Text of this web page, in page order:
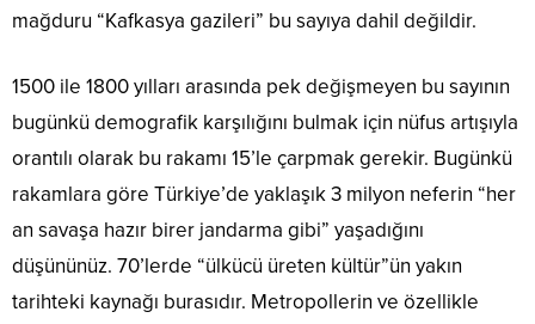
mağduru “Kafkasya gazileri” bu sayıya dahil değildir.
1500 ile 1800 yılları arasında pek değişmeyen bu sayının
bugünkü demografik karşılığını bulmak için nüfus artışıyla
orantılı olarak bu rakamı 15’le çarpmak gerekir. Bugünkü
rakamlara göre Türkiye’de yaklaşık 3 milyon neferin “her
an savaşa hazır birer jandarma gibi” yaşadığını
düşününüz. 70’lerde “ülkücü üreten kültür”ün yakın
tarihteki kaynağı burasıdır. Metropollerin ve özellikle